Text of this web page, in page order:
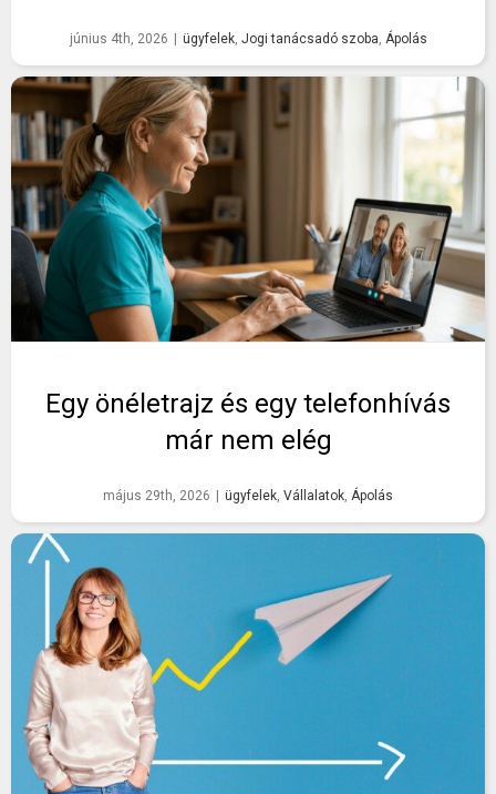
június 4th, 2026 ügyfelek, Jogi tanácsadó szoba, Ápolás
Egy önéletrajz és egy telefonhívás
már nem elég
május 29th, 2026 ügyfelek, Vállalatok, Ápolás